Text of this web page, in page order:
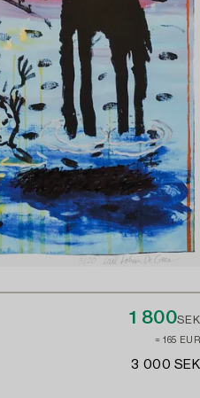
1 800SEK
≈ 165 EUR
3 000 SEK